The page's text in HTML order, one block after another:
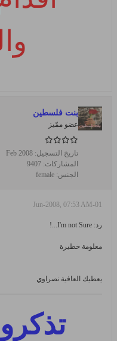
بنت فلسطين
عضو ممّيز
تاريخ التسجيل: Feb 2008
المشاركات: 9407
الجنس: female
01-Jun-2008, 07:53 AM
رد: I'm not Sure...!
معلومة خطيرة
يعطيك العافية نصراوي